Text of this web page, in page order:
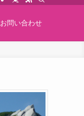
お問い合わせ